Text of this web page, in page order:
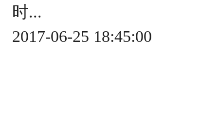
时...
2017-06-25 18:45:00